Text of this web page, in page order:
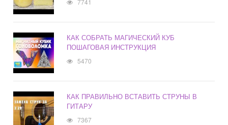
7741
КАК СОБРАТЬ МАГИЧЕСКИЙ КУБ
ПОШАГОВАЯ ИНСТРУКЦИЯ
5470
КАК ПРАВИЛЬНО ВСТАВИТЬ СТРУНЫ В
ГИТАРУ
7367